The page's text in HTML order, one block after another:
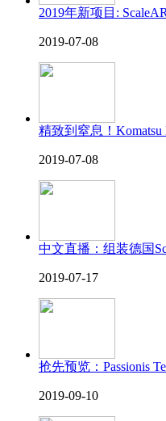
2019年新项目:
2019-07-08
精致到窒息！
2019-07-08
中文直播：组装德国
2019-07-17
抢先预览：Passionis
2019-09-10